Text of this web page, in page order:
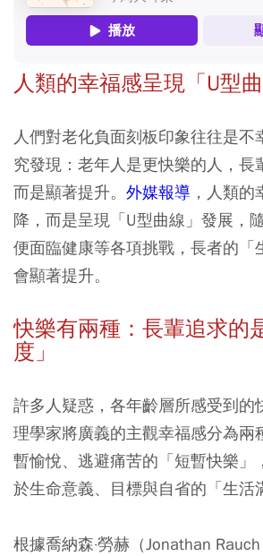
人類的幸福感呈現「U型
人們對老化負面刻板印象往往是不
究發現：老年人是更快樂的人，長
而是顯著提升。 外媒報導 ，人類
降，而是呈現「U型曲線」發展，
便面臨健康等各項挑戰，長者的「
會顯著提升。
快樂有兩種：長輩追求的
度」
許多人疑惑，各年齡層所感受到的
理學家將廣義的主觀幸福感分為兩
暫愉悅、逃避痛苦的「短暫快樂」
於生命意義、目標與自省的「生活
根據喬納森·勞赫（Jonathan